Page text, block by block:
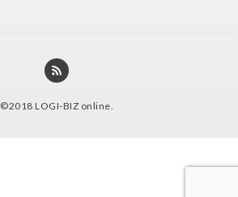
©2018 LOGI-BIZ online